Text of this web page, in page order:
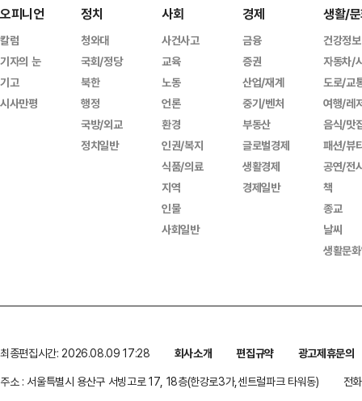
오피니언
칼럼
기자의 눈
기고
시사만평
정치
청와대
국회/정당
북한
행정
국방/외교
정치일반
사회
사건사고
교육
노동
언론
환경
인권/복지
식품/의료
지역
인물
사회일반
경제
금융
증권
산업/재계
중기/벤처
부동산
글로벌경제
생활경제
경제일반
생활/
건강정보
자동차/
도로/교
여행/레
음식/맛
패션/뷰
공연/전
책
종교
날씨
생활문
최종편집시간: 2026.08.09 17:28 회사소개 편집규약
광고제휴문의
주소 : 서울특별시 용산구 서빙고로 17, 18층(한강로3가,센트럴파크 타워동)
전